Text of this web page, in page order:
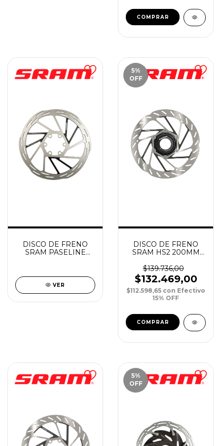
DISCO DE FRENO
SRAM PASELINE
VER
5%
OFF
DISCO DE FRENO
SRAM HS2 200MM
CENTERLOCK
$139.736,00
$132.469,00
$112.598,65 con Efectivo
15% OFF
5%
OFF